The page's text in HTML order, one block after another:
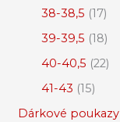
38-38,5 17
39-39,5 18
40-40,5 22
41-43 15
Dárkové poukazy